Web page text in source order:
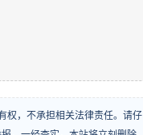
权，不承担相关法律责任。请仔